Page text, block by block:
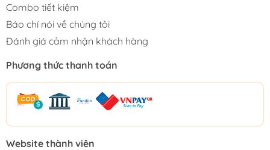
Combo tiết kiệm
Báo chí nói về chúng tôi
Đánh giá cảm nhận khách hàng
Phương thức thanh toán
Website thành viên